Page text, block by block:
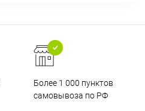
Более 1 000 пунктов
самовывоза по РФ